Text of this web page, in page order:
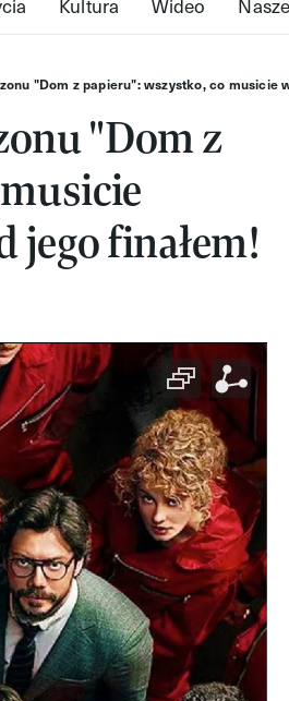
"Dom z papieru": wszystko, co musicie
"Dom z
jego finałem!